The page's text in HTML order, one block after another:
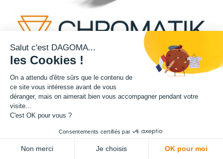
Cette bobine de teinte bleue est disponible en format 750g.
Diamètre : 1.75 mm
Salut c'est DAGOMA...
les Cookies !
On a attendu d'être sûrs que le contenu de
ce site vous intéresse avant de vous
déranger, mais on aimerait bien vous accompagner pendant votre
visite...
C'est OK pour vous ?
Consentements certifiés par
Non merci Je choisis OK pour moi